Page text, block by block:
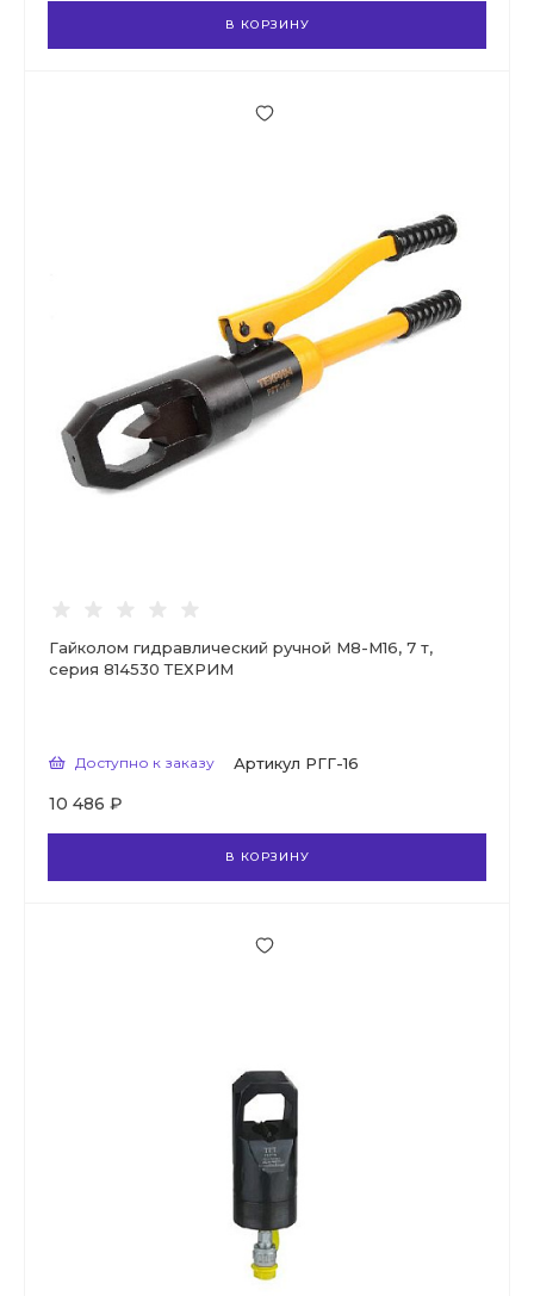
В КОРЗИНУ
Гайколом гидравлический ручной М8-М16, 7 т,
серия 814530 ТЕХРИМ
Доступно к заказу Артикул РГГ-16
10 486 ₽
В КОРЗИНУ